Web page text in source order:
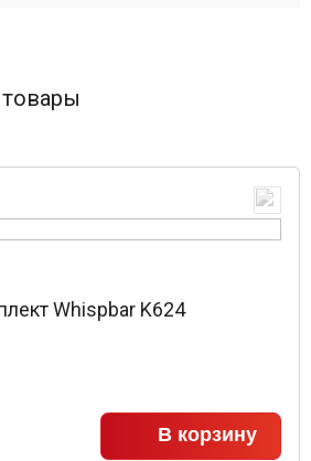
Whispbar K624
В корзину